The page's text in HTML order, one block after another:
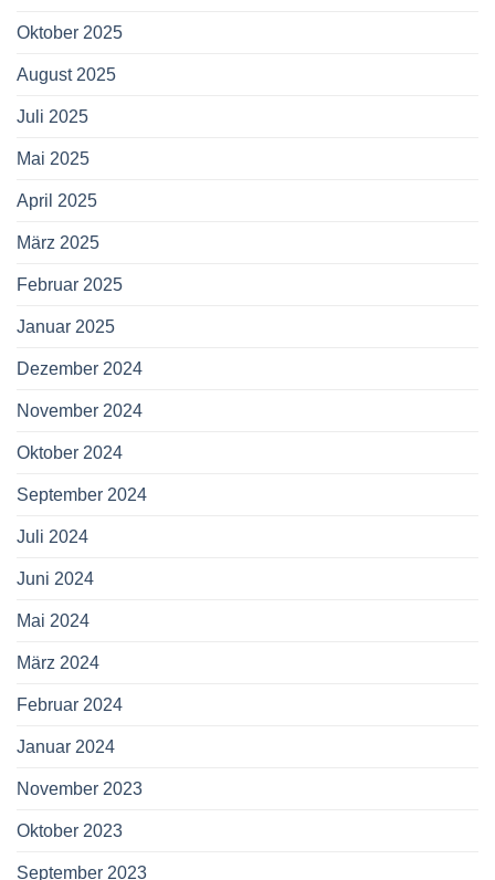
Oktober 2025
August 2025
Juli 2025
Mai 2025
April 2025
März 2025
Februar 2025
Januar 2025
Dezember 2024
November 2024
Oktober 2024
September 2024
Juli 2024
Juni 2024
Mai 2024
März 2024
Februar 2024
Januar 2024
November 2023
Oktober 2023
September 2023